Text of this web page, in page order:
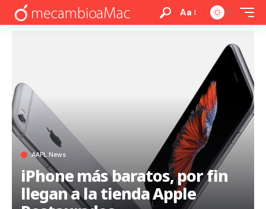
Aa
AAPL News
iPhone más baratos, por fin
llegan a la tienda Apple